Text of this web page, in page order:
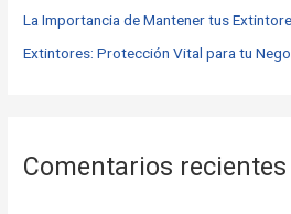
La Importancia de Mantener tus
Extintores: Protección Vital para tu
Comentarios recientes